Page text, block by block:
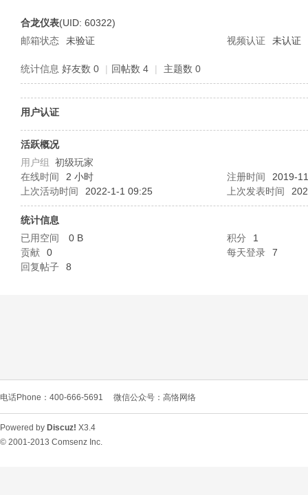
L
合龙仪表(UID: 60322)
邮箱状态
未验证 视频认证 未认证
统计信息 好友数 0 | 回帖数 4 | 主题数 0
用户认证
活跃概况
用户组 初级玩家
在线时间
2 小时 注册时间
2019-
上次活动时间
2022-1-1 09:25 上次发表时间
统计信息
已用空间
0 B 积分
1
贡献
0 每天登录
7
回复帖子
8
电话Phone：400-666-5691 微信公众号：高恪网络
Powered by Discuz! X3.4
© 2001-2013 Comsenz Inc.